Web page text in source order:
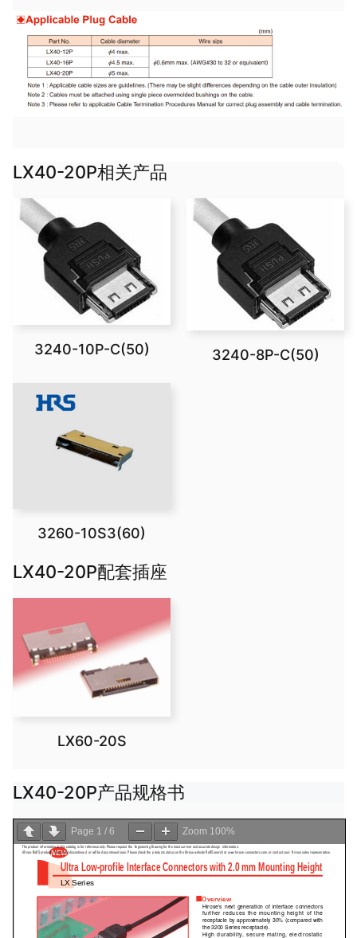
LX40-20P相关产品
3240-10P-C(50) 3240-8P-C(50)
3260-10S3(60)
LX40-20P配套插座
LX60-20S
LX40-20P产品规格书
Page 1 / 6 Zoom 100%